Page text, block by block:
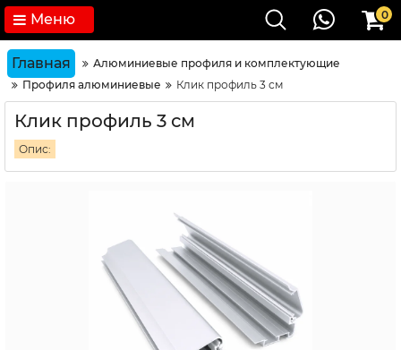
Меню 0
Главная
Алюминиевые профиля и комплектующие
Профиля алюминиевые
Клик профиль 3 см
Клик профиль 3 см
Опис: